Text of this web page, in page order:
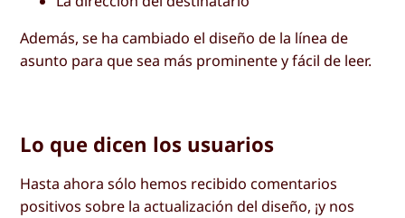
Además, se ha cambiado el diseño de la línea de
asunto para que sea más prominente y fácil de leer.
Lo que dicen los usuarios
Hasta ahora sólo hemos recibido comentarios
positivos sobre la actualización del diseño, ¡y nos